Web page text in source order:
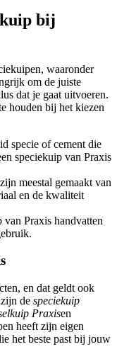
bij
waaronder
om de juiste
dat je gaat uitvoeren.
houden bij het kiezen
specie of cement die
speciekuip van Praxis
meestal gemaakt van
en de kwaliteit
Praxis handvatten
en dat geldt ook
de speciekuip
Praxisen
heeft zijn eigen
het beste past bij jouw